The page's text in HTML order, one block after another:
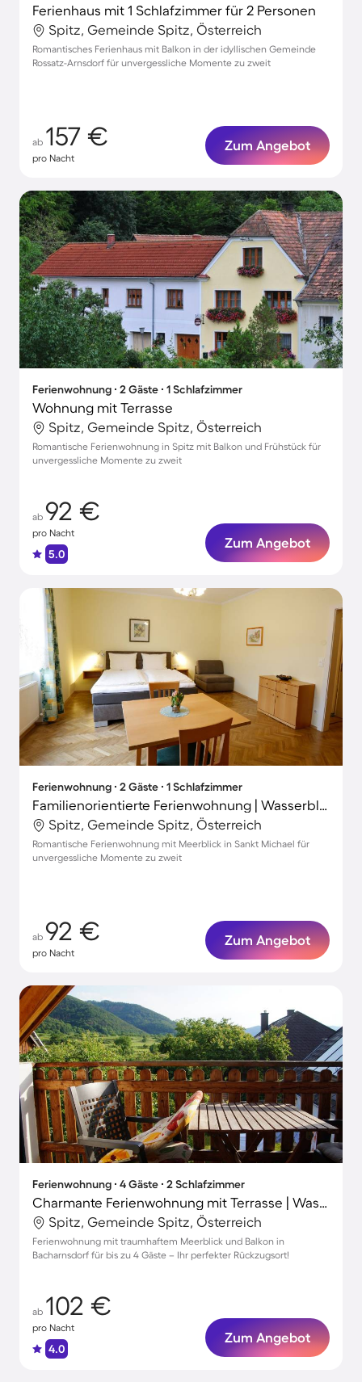
Ferienhaus mit 1 Schlafzimmer für 2 Personen
Spitz, Gemeinde Spitz, Österreich
Romantisches Ferienhaus mit Balkon in der idyllischen Gemeinde
Rossatz-Arnsdorf für unvergessliche Momente zu zweit
ab 157 €
pro Nacht
Zum Angebot
Ferienwohnung ∙ 2 Gäste ∙ 1 Schlafzimmer
Wohnung mit Terrasse
Spitz, Gemeinde Spitz, Österreich
Romantische Ferienwohnung in Spitz mit Balkon und Frühstück für
unvergessliche Momente zu zweit
ab 92 €
pro Nacht
5.0
Zum Angebot
Ferienwohnung ∙ 2 Gäste ∙ 1 Schlafzimmer
Familienorientierte Ferienwohnung | Wasserblick | Neben dem Strand
Spitz, Gemeinde Spitz, Österreich
Romantische Ferienwohnung mit Meerblick in Sankt Michael für
unvergessliche Momente zu zweit
ab 92 €
pro Nacht
Zum Angebot
Ferienwohnung ∙ 4 Gäste ∙ 2 Schlafzimmer
Charmante Ferienwohnung mit Terrasse | Wasserblick | Neben dem Strand
Spitz, Gemeinde Spitz, Österreich
Ferienwohnung mit traumhaftem Meerblick und Balkon in
Bacharnsdorf für bis zu 4 Gäste – Ihr perfekter Rückzugsort!
ab 102 €
pro Nacht
4.0
Zum Angebot